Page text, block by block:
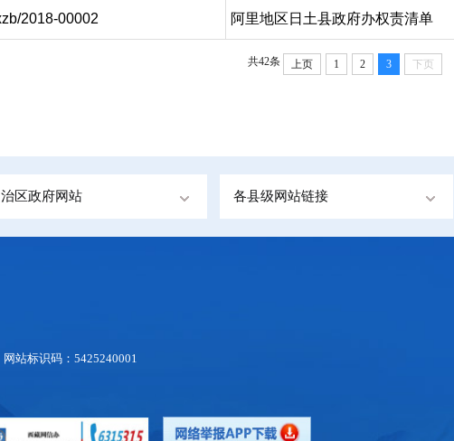
2018-00002 阿里地区日土县政府办权责清单
共42条 上页 1 2 3 下页
治区政府网站 各县级网站链接
站标识码：5425240001